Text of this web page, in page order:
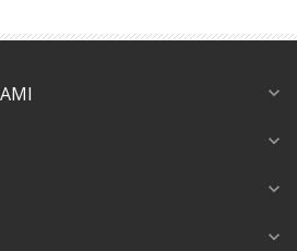
expand_more
expand_more
expand_more
expand_more